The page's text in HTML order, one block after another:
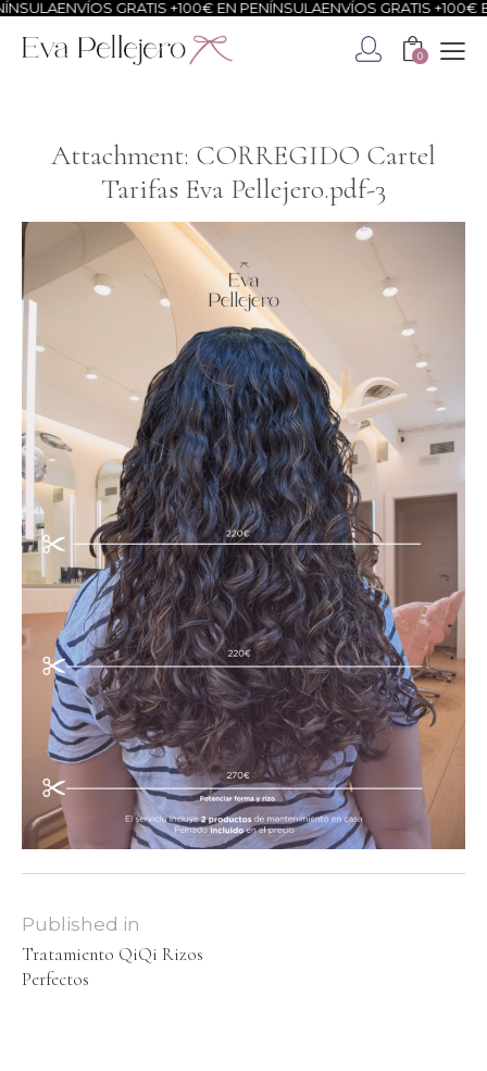
ENVÍOS GRATIS +100€ EN PENÍNSULAENVÍOS GRATIS +100€
0
Attachment: CORREGIDO Cartel
Tarifas Eva Pellejero.pdf-3
Published in
Tratamiento QiQi Rizos
Perfectos